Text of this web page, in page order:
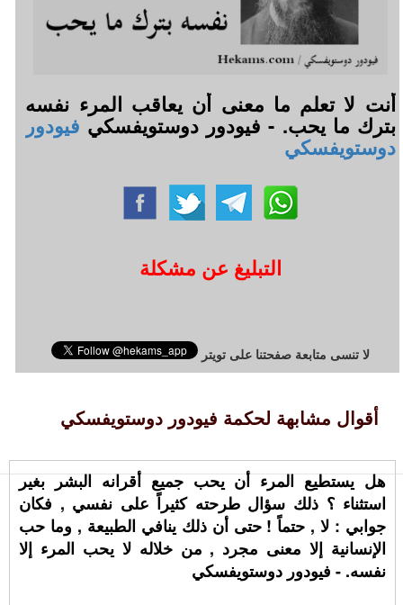
أنت لا تعلم ما معنى أن يعاقب المرء نفسه
بترك ما يحب. - فيودور دوستويفسكي فيودور
دوستويفسكي
التبليغ عن مشكلة
لا تنسى متابعة صفحتنا على تويتر
أقوال مشابهة لحكمة فيودور دوستويفسكي
هل يستطيع المرء أن يحب جميع أقرانه البشر بغير
استثناء ؟ ذلك سؤال طرحته كثيراً على نفسي , فكان
جوابي : لا , حتماً ! حتى أن ذلك ينافي الطبيعة , وما حب
الإنسانية إلا معنى مجرد , من خلاله لا يحب المرء إلا
نفسه. - فيودور دوستويفسكي